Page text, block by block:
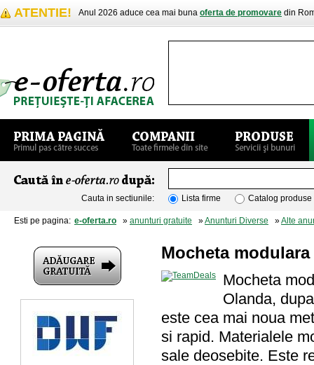
ATENTIE! Anul 2026 aduce cea mai buna oferta de promovare din
Cauta in sectiunile: Lista firme Catalog produse
Esti pe pagina: e-oferta.ro » anunturi gratuite »Anunturi Diverse »Alte
Mocheta
Mocheta
Olanda,
este cea mai noua
si rapid. Materialele
sale deosebite. Este